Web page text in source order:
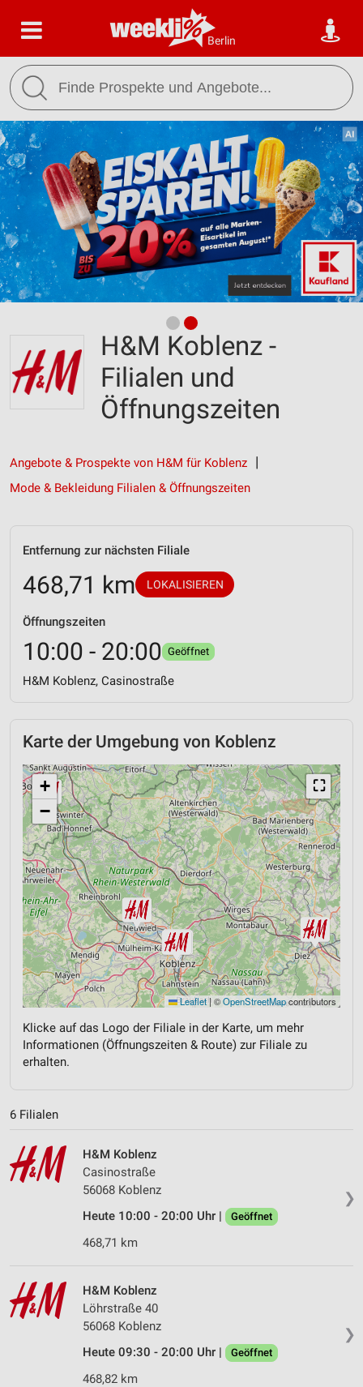
Berlin
H&M Koblenz -
Filialen und
Öffnungszeiten
Angebote & Prospekte von H&M für Koblenz
Mode & Bekleidung Filialen & Öffnungszeiten
Entfernung zur nächsten Filiale
468,71 km LOKALISIEREN
Öffnungszeiten
10:00 - 20:00 Geöffnet
H&M Koblenz, Casinostraße
Karte der Umgebung von Koblenz
⛶
+
−
Leaflet |©OpenStreetMapcontributors
Klicke auf das Logo der Filiale in der Karte, um mehr
Informationen (Öffnungszeiten & Route) zur Filiale zu
erhalten.
6 Filialen
❯
H&M Koblenz
Casinostraße
56068 Koblenz
Heute 10:00 - 20:00 Uhr |
Geöffnet
468,71 km
❯
H&M Koblenz
Löhrstraße 40
56068 Koblenz
Heute 09:30 - 20:00 Uhr |
Geöffnet
468,82 km